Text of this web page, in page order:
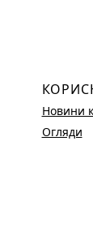
Новини
Огляди